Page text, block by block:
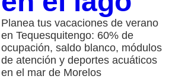
Planea tus vacaciones de verano
en Tequesquitengo: 60% de
ocupación, saldo blanco, módulos
de atención y deportes acuáticos
en el mar de Morelos